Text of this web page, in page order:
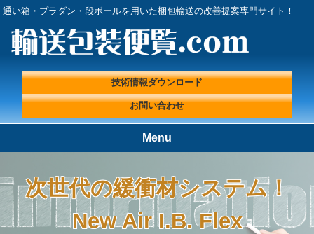
通い箱・プラダン・段ボールを用いた梱包輸送の改善提案専門サイト！
技術情報ダウンロード
お問い合わせ
Menu
由
輸送包装実績
輸送包装プロフェッショナルに
よる『輸送包装・梱包 改善ラ
次世代の緩衝材システム！
New Air I.B. Flex